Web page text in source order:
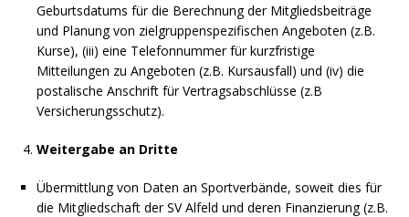
Geburtsdatums für die Berechnung der Mitgliedsbeiträge
und Planung von zielgruppenspezifischen Angeboten (z.B.
Kurse), (iii) eine Telefonnummer für kurzfristige
Mitteilungen zu Angeboten (z.B. Kursausfall) und (iv) die
postalische Anschrift für Vertragsabschlüsse (z.B
Versicherungsschutz).
Weitergabe an Dritte
Übermittlung von Daten an Sportverbände, soweit dies für
die Mitgliedschaft der SV Alfeld und deren Finanzierung (z.B.